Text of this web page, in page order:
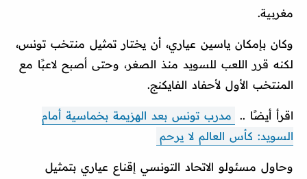
مغربية.
وكان بإمكان ياسين عياري، أن يختار تمثيل منتخب تونس،
لكنه قرر اللعب للسويد منذ الصغر، وحتى أصبح لاعبًا مع
المنتخب الأول لأحفاد الفايكنج.
اقرأ أيضًا ..
مدرب تونس بعد الهزيمة بخماسية أمام
السويد: كأس العالم لا يرحم
وحاول مسئولو الاتحاد التونسي إقناع عياري بتمثيل